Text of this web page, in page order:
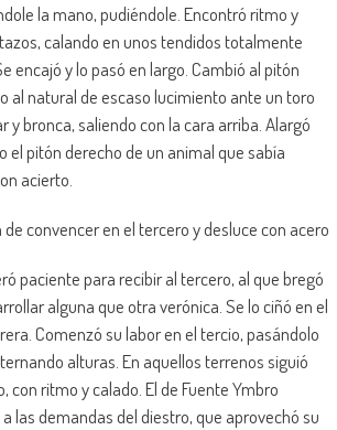
la mano, pudiéndole. Encontró ritmo y
calando en unos tendidos totalmente
encajó y lo pasó en largo. Cambió al pitón
al natural de escaso lucimiento ante un toro
y bronca, saliendo con la cara arriba. Alargó
el pitón derecho de un animal que sabía
acierto.
convencer en el tercero y desluce con acero
paciente para recibir al tercero, al que bregó
alguna que otra verónica. Se lo ciñó en el
Comenzó su labor en el tercio, pasándolo
alturas. En aquellos terrenos siguió
con ritmo y calado. El de Fuente Ymbro
las demandas del diestro, que aprovechó su